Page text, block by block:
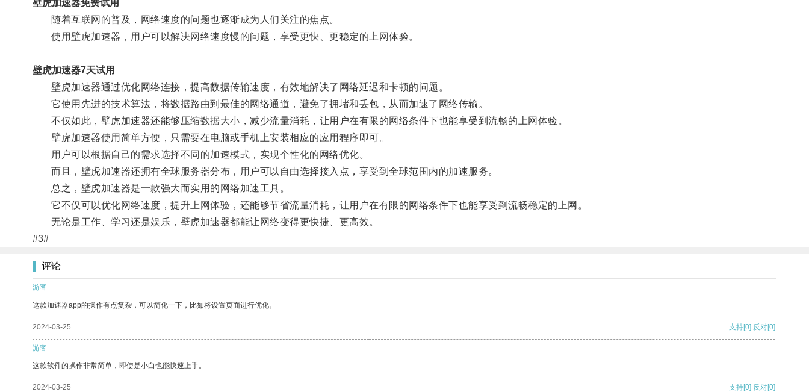
壁虎加速器免费试用
随着互联网的普及，网络速度的问题也逐渐成为人们关注的焦点。
使用壁虎加速器，用户可以解决网络速度慢的问题，享受更快、更稳定的上网体验。
壁虎加速器7天试用
壁虎加速器通过优化网络连接，提高数据传输速度，有效地解决了网络延迟和卡顿的问题。
它使用先进的技术算法，将数据路由到最佳的网络通道，避免了拥堵和丢包，从而加速了网络传输。
不仅如此，壁虎加速器还能够压缩数据大小，减少流量消耗，让用户在有限的网络条件下也能享受到流畅的上网体验。
壁虎加速器使用简单方便，只需要在电脑或手机上安装相应的应用程序即可。
用户可以根据自己的需求选择不同的加速模式，实现个性化的网络优化。
而且，壁虎加速器还拥有全球服务器分布，用户可以自由选择接入点，享受到全球范围内的加速服务。
总之，壁虎加速器是一款强大而实用的网络加速工具。
它不仅可以优化网络速度，提升上网体验，还能够节省流量消耗，让用户在有限的网络条件下也能享受到流畅稳定的上网。
无论是工作、学习还是娱乐，壁虎加速器都能让网络变得更快捷、更高效。
#3#
评论
游客
这款加速器app的操作有点复杂，可以简化一下，比如将设置页面进行优化。
2024-03-25 支持[0] 反对[0]
游客
这款软件的操作非常简单，即使是小白也能快速上手。
2024-03-25 支持[0] 反对[0]